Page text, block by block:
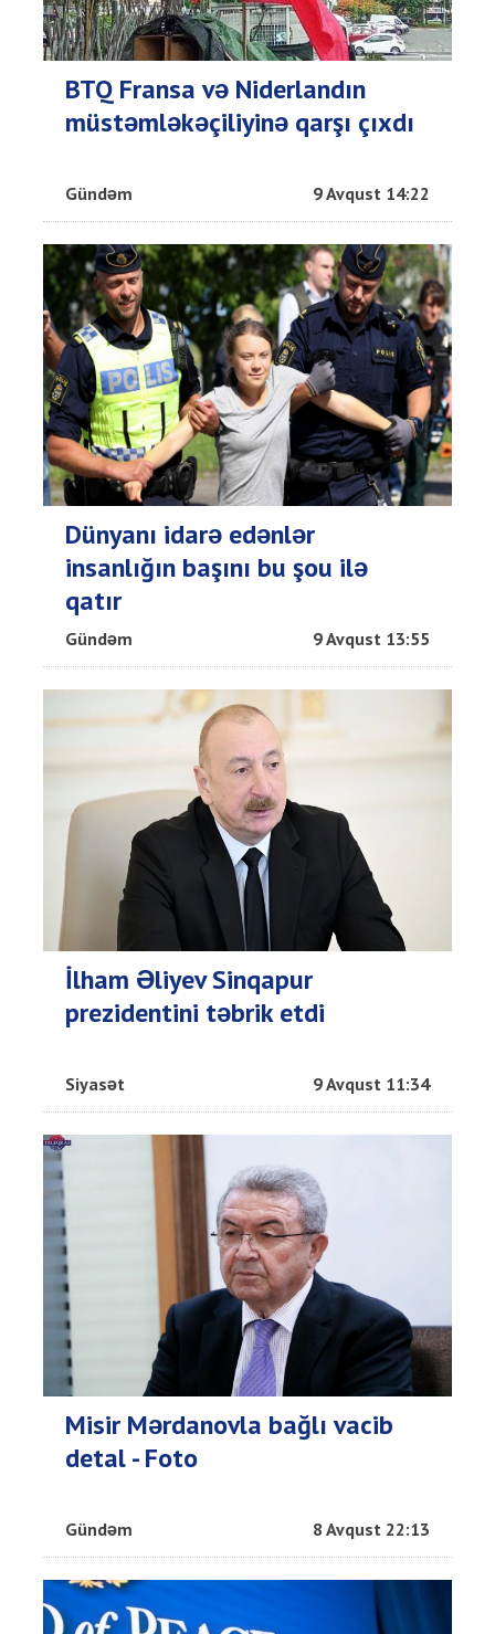
BTQ Fransa və Niderlandın
müstəmləkəçiliyinə qarşı çıxdı
Gündəm 9 Avqust 14:22
Dünyanı idarə edənlər
insanlığın başını bu şou ilə
qatır
Gündəm 9 Avqust 13:55
İlham Əliyev Sinqapur
prezidentini təbrik etdi
Siyasət 9 Avqust 11:34
Misir Mərdanovla bağlı vacib
detal - Foto
Gündəm 8 Avqust 22:13